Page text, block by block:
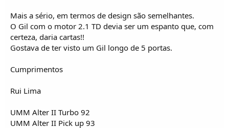
Mais a sério, em termos de design são semelhantes.
O Gil com o motor 2.1 TD devia ser um espanto que, com
certeza, daria cartas!!
Gostava de ter visto um Gil longo de 5 portas.
Cumprimentos
Rui Lima
UMM Alter II Turbo 92
UMM Alter II Pick up 93